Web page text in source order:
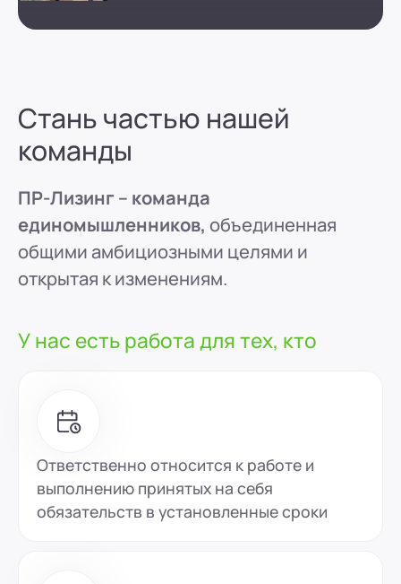
Стань частью нашей
команды
ПР-Лизинг – команда
единомышленников, объединенная
общими амбициозными целями и
открытая к изменениям.
У нас есть работа для тех, кто
Ответственно относится к работе и
выполнению принятых на себя
обязательств в установленные сроки